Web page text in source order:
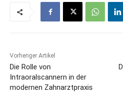
Vorheriger Artikel
Die Rolle von
Intraoralscannern in der
modernen Zahnarztpraxis